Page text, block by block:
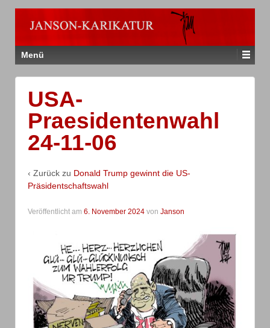
Menü
USA-
Praesidentenwahl
24-11-06
‹ Zurück zu Donald Trump gewinnt die US-
Präsidentschaftswahl
Veröffentlicht am 6. November 2024 von Janson